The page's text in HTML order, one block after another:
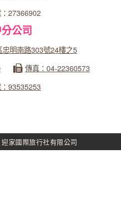
27366902
公司
明南路303號24樓之5
傳真：04-22360573
93535253
家國際旅行社有限公司